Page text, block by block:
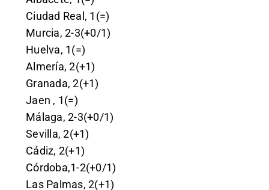
Ciudad Real, 1(=)
Murcia, 2-3(+0/1)
Huelva, 1(=)
Almería, 2(+1)
Granada, 2(+1)
Jaen , 1(=)
Málaga, 2-3(+0/1)
Sevilla, 2(+1)
Cádiz, 2(+1)
Córdoba,1-2(+0/1)
Las Palmas, 2(+1)